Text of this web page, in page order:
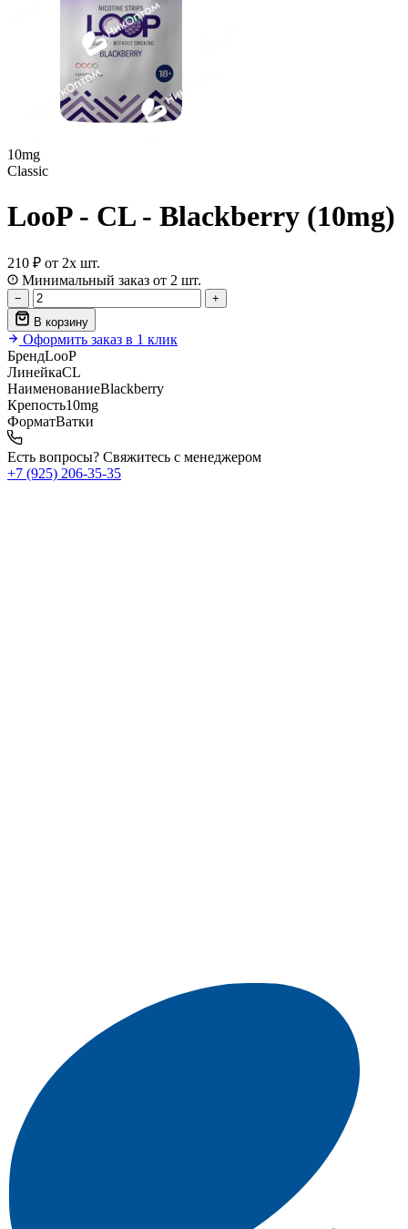
10mg
Classic
LooP - CL - Blackberry (10mg)
210 ₽ от 2х шт.
Минимальный заказ от 2 шт.
−
+
В корзину
Оформить заказ в 1 клик
БрендLooP
ЛинейкаCL
НаименованиеBlackberry
Крепость10mg
ФорматВатки
Есть вопросы? Свяжитесь с менеджером
+7 (925) 206‑35‑35